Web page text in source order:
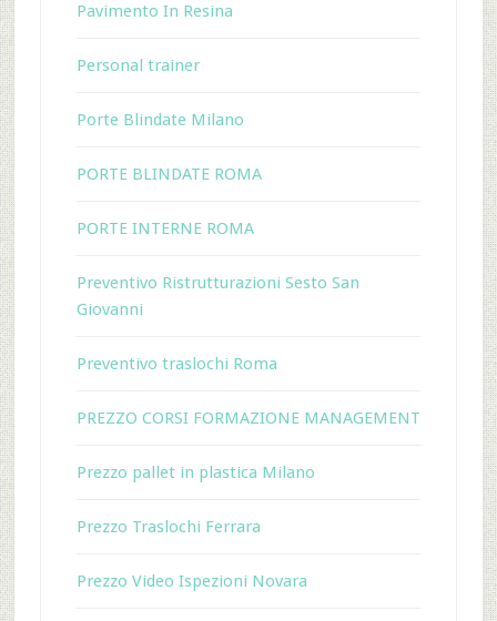
Pavimento In Resina
Personal trainer
Porte Blindate Milano
PORTE BLINDATE ROMA
PORTE INTERNE ROMA
Preventivo Ristrutturazioni Sesto San
Giovanni
Preventivo traslochi Roma
PREZZO CORSI FORMAZIONE MANAGEMENT
Prezzo pallet in plastica Milano
Prezzo Traslochi Ferrara
Prezzo Video Ispezioni Novara